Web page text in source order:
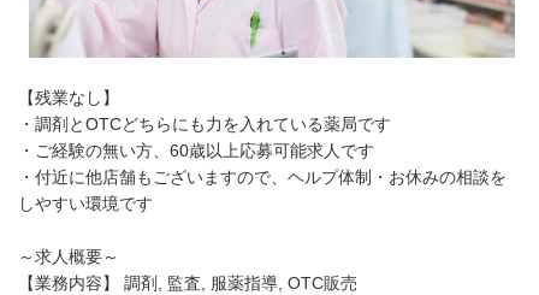
【残業なし】
・調剤とOTCどちらにも力を入れている薬局です
・ご経験の無い方、60歳以上応募可能求人です
・付近に他店舗もございますので、ヘルプ体制・お休みの相談を
しやすい環境です
～求人概要～
【業務内容】 調剤, 監査, 服薬指導, OTC販売